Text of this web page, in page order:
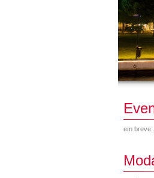
em breve...